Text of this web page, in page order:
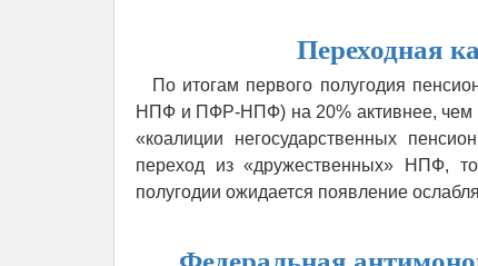
Переходная
По итогам первого полугодия
НПФ и ПФР-НПФ) на 20% активнее, чем
«коалиции негосударственных
переход из «дружественных» НПФ,
полугодии ожидается появление